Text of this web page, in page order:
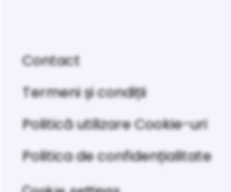
Contact
Termeni și condiții
Politică utilizare Cookie-uri
Politica de confidențialitate